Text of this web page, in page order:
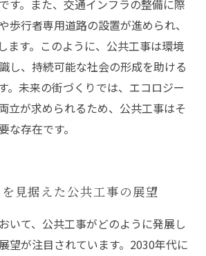
す。また、交通インフラの整備に際
歩行者専用道路の設置が進められ、
ます。このように、公共工事は環境
し、持続可能な社会の形成を助ける
。未来の街づくりでは、エコロジー
立が求められるため、公共工事はそ
な存在です。
見据えた公共工事の展望
いて、公共工事がどのように発展し
望が注目されています。2030年代に